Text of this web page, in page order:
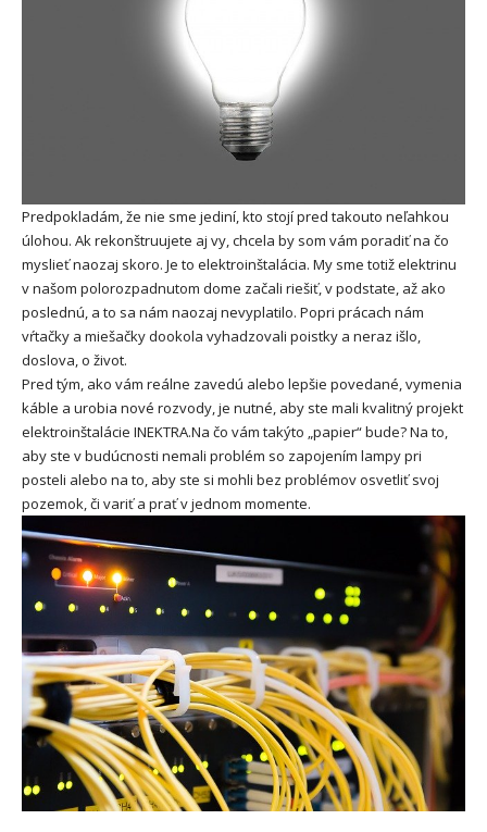
Predpokladám, že nie sme jediní, kto stojí pred takouto neľahkou
úlohou. Ak rekonštruujete aj vy, chcela by som vám poradiť na čo
myslieť naozaj skoro. Je to elektroinštalácia. My sme totiž elektrinu
v našom polorozpadnutom dome začali riešiť, v podstate, až ako
poslednú, a to sa nám naozaj nevyplatilo. Popri prácach nám
vŕtačky a miešačky dookola vyhadzovali poistky a neraz išlo,
doslova, o život.
Pred tým, ako vám reálne zavedú alebo lepšie povedané, vymenia
káble a urobia nové rozvody, je nutné, aby ste mali kvalitnýprojekt
elektroinštalácie INEKTRA.Na čo vám takýto „papier“ bude? Na to,
aby ste v budúcnosti nemali problém so zapojením lampy pri
posteli alebo na to, aby ste si mohli bez problémov osvetliť svoj
pozemok, či variť a prať v jednom momente.